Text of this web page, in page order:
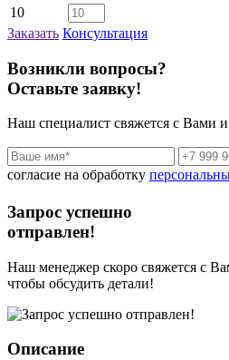
10
Заказать Консультация
Возникли вопросы?
Оставьте заявку!
Наш специалист свяжется с Вами
согласие на обработку
Запрос успешно
отправлен!
Наш менеджер скоро свяжется с
чтобы обсудить детали!
Описание